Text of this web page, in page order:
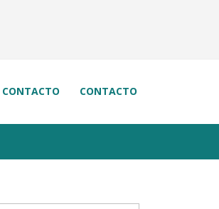
CONTACTO CONTACTO